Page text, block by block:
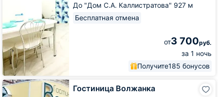
До "Дом С.А. Каллистратова" 927 м
Бесплатная отмена
от3 700руб.
за 1 ночь
Получите185 бонусов
Гостиница Волжанка
Гостиница
Волжанка